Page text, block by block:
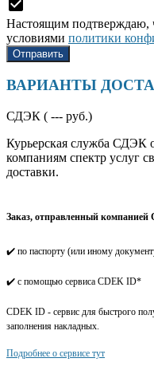
Настоящим подтверждаю,
условиями политики
ВАРИАНТЫ
СДЭК ( --- руб.)
Курьерская служба СДЭК
компаниям спектр услуг
доставки.
Заказ, отправленный
✔️ по паспорту (или иному
✔️ с помощью сервиса CDEK ID*
CDEK ID - сервис для быстрого
заполнения накладных.
Подробнее о сервисе тут